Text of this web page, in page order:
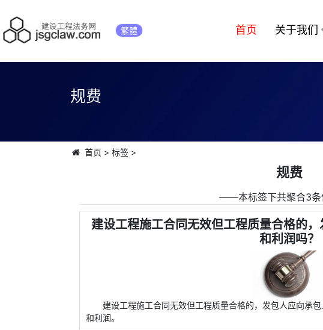
繁體 首页 关于我们
规费
首页 > 标签>
规费
――本标签下共聚合3
建设工程施工合同无效但工程质量合格的
和利润吗？
建设工程施工合同无效但工程质量合格的，发包人应向承
和利润。